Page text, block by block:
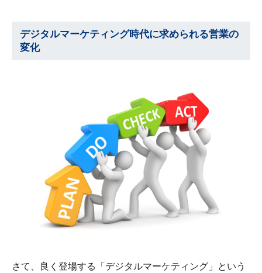
デジタルマーケティング時代に求められる営業の
変化
さて、良く登場する「デジタルマーケティング」という